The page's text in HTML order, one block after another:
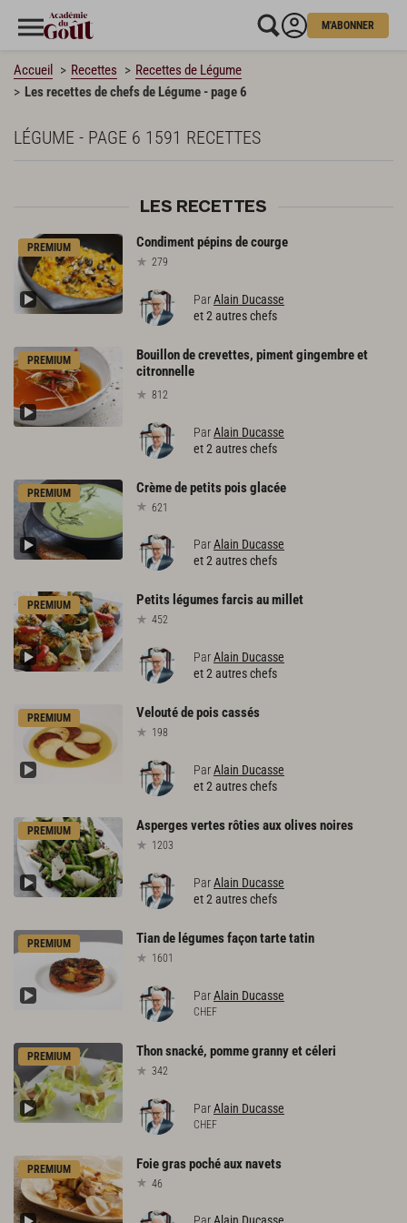
M'ABONNER
Accueil Recettes
Recettes de Légume
Les recettes de chefs de Légume - page 6
LÉGUME - PAGE 6 1591 RECETTES
LES RECETTES
PREMIUM Condimentpépinsdecourge
279
ParAlain Ducasse
et 2 autres chefs
PREMIUM
Bouillon de crevettes, piment gingembre et
citronnelle
812
ParAlain Ducasse
et 2 autres chefs
PREMIUM Crèmedepetitspoisglacée
621
ParAlain Ducasse
et 2 autres chefs
PREMIUM Petits légumesfarcisaumillet
452
ParAlain Ducasse
et 2 autres chefs
PREMIUM Veloutédepoiscassés
198
ParAlain Ducasse
et 2 autres chefs
PREMIUM Aspergesvertesrôtiesauxolivesnoires
1203
ParAlain Ducasse
et 2 autres chefs
PREMIUM Tiande légumesfaçontartetatin
1601
ParAlain Ducasse
CHEF
PREMIUM Thonsnacké, pommegrannyetcéleri
342
ParAlain Ducasse
CHEF
PREMIUM Foiegraspochéauxnavets
46